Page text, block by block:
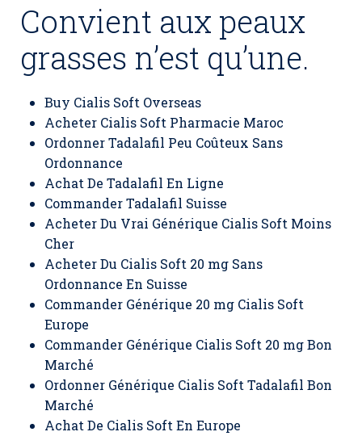
Convient aux peaux
grasses n’est qu’une.
Buy Cialis Soft Overseas
Acheter Cialis Soft Pharmacie Maroc
Ordonner Tadalafil Peu Coûteux Sans
Ordonnance
Achat De Tadalafil En Ligne
Commander Tadalafil Suisse
Acheter Du Vrai Générique Cialis Soft Moins
Cher
Acheter Du Cialis Soft 20 mg Sans
Ordonnance En Suisse
Commander Générique 20 mg Cialis Soft
Europe
Commander Générique Cialis Soft 20 mg Bon
Marché
Ordonner Générique Cialis Soft Tadalafil Bon
Marché
Achat De Cialis Soft En Europe